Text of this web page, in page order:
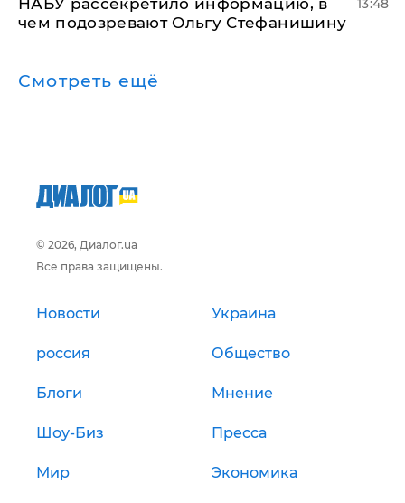
НАБУ рассекретило информацию, в
чем подозревают Ольгу Стефанишину
13:48
Смотреть ещё
© 2026, Диалог.ua
Все права защищены.
Новости Украина
россия Общество
Блоги Мнение
Шоу-Биз Пресса
Мир Экономика